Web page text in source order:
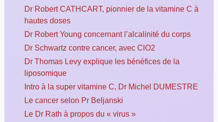
Dr Robert CATHCART, pionnier de la vitamine C à
hautes doses
Dr Robert Young concernant l’alcalinité du corps
Dr Schwartz contre cancer, avec ClO2
Dr Thomas Levy explique les bénéfices de la
liposomique
Intro à la super vitamine C, Dr Michel DUMESTRE
Le cancer selon Pr Beljanski
Le Dr Rath à propos du « virus »